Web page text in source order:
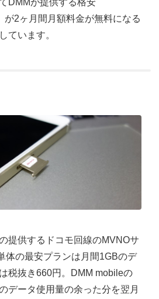
DMMが提供する格安
が2ヶ月間月額料金が無料になる
ています。
提供するドコモ回線のMVNOサ
体の最安プランは月間1GBのデ
税抜き660円。DMM mobileの
データ使用量の余った分を翌月